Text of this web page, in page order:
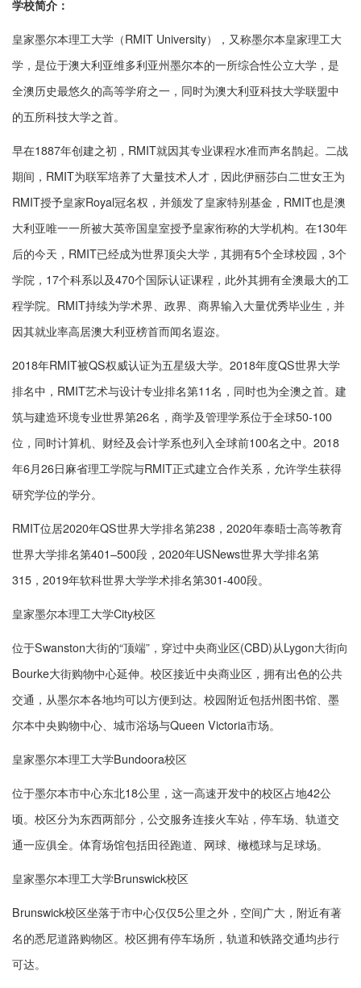
学校简介：
皇家墨尔本理工大学（RMIT University），又称墨尔本皇家理工大
学，是位于澳大利亚维多利亚州墨尔本的一所综合性公立大学，是
全澳历史最悠久的高等学府之一，同时为澳大利亚科技大学联盟中
的五所科技大学之首。
早在1887年创建之初，RMIT就因其专业课程水准而声名鹊起。二战
期间，RMIT为联军培养了大量技术人才，因此伊丽莎白二世女王为
RMIT授予皇家Royal冠名权，并颁发了皇家特别基金，RMIT也是澳
大利亚唯一一所被大英帝国皇室授予皇家衔称的大学机构。在130年
后的今天，RMIT已经成为世界顶尖大学，其拥有5个全球校园，3个
学院，17个科系以及470个国际认证课程，此外其拥有全澳最大的工
程学院。RMIT持续为学术界、政界、商界输入大量优秀毕业生，并
因其就业率高居澳大利亚榜首而闻名遐迩。
2018年RMIT被QS权威认证为五星级大学。2018年度QS世界大学
排名中，RMIT艺术与设计专业排名第11名，同时也为全澳之首。建
筑与建造环境专业世界第26名，商学及管理学系位于全球50-100
位，同时计算机、财经及会计学系也列入全球前100名之中。2018
年6月26日麻省理工学院与RMIT正式建立合作关系，允许学生获得
研究学位的学分。
RMIT位居2020年QS世界大学排名第238，2020年泰晤士高等教育
世界大学排名第401–500段，2020年USNews世界大学排名第
315，2019年软科世界大学学术排名第301-400段。
皇家墨尔本理工大学City校区
位于Swanston大街的“顶端”，穿过中央商业区(CBD)从Lygon大街向
Bourke大街购物中心延伸。校区接近中央商业区，拥有出色的公共
交通，从墨尔本各地均可以方便到达。校园附近包括州图书馆、墨
尔本中央购物中心、城市浴场与Queen Victoria市场。
皇家墨尔本理工大学Bundoora校区
位于墨尔本市中心东北18公里，这一高速开发中的校区占地42公
顷。校区分为东西两部分，公交服务连接火车站，停车场、轨道交
通一应俱全。体育场馆包括田径跑道、网球、橄榄球与足球场。
皇家墨尔本理工大学Brunswick校区
Brunswick校区坐落于市中心仅仅5公里之外，空间广大，附近有著
名的悉尼道路购物区。校区拥有停车场所，轨道和铁路交通均步行
可达。